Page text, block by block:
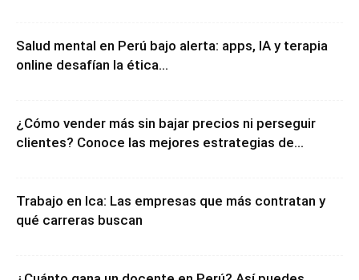
Salud mental en Perú bajo alerta: apps, IA y terapia
online desafían la ética...
¿Cómo vender más sin bajar precios ni perseguir
clientes? Conoce las mejores estrategias de...
Trabajo en Ica: Las empresas que más contratan y
qué carreras buscan